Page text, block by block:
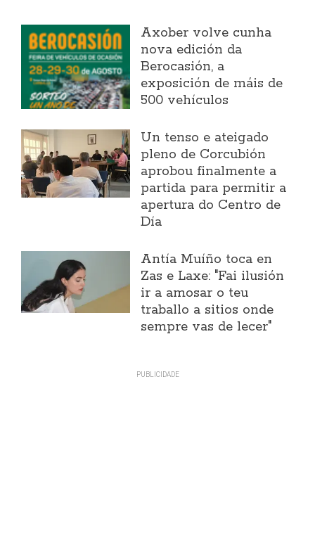
Axober volve cunha
nova edición da
Berocasión, a
exposición de máis de
500 vehículos
Un tenso e ateigado
pleno de Corcubión
aprobou finalmente a
partida para permitir a
apertura do Centro de
Día
Antía Muíño toca en
Zas e Laxe: "Fai ilusión
ir a amosar o teu
traballo a sitios onde
sempre vas de lecer"